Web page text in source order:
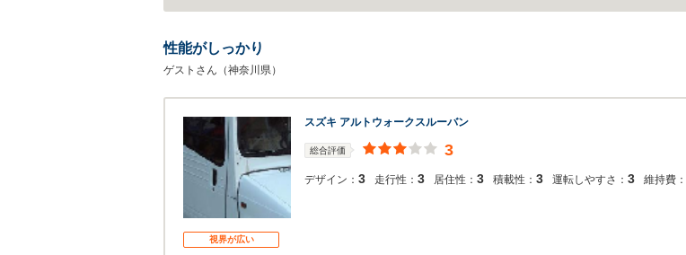
性能がしっかり
ゲストさん（神奈川県）
スズキ アルトウォークスルーバン
総合評価 3
デザイン： 3 走行性： 3 居住性： 3 積載性： 3 運転しやすさ： 3 維持費：
視界が広い